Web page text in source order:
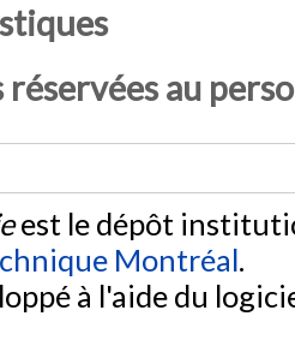
au
est le dépôt
Montréal.
à l'aide du